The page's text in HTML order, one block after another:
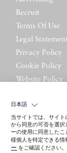
Recruit
Terms Of Use
Legal
Privacy Policy
Cookie Policy
Website Policy
日本語
当サイトでは、サイ
から同意の可否を選択
ーの使用に同意した
様個人を特定できる情
ー をご確認ください。